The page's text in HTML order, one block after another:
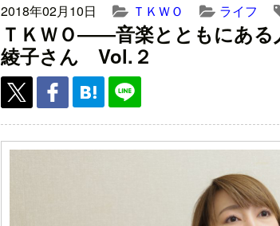
2018年02月10日 ＴＫＷＯ ライフ
ＴＫＷＯ――音楽とともにあ
綾子さん Vol.２